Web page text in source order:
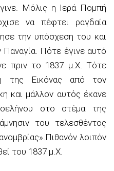
Μόλις η Ιερά Πομπή
να πέφτει ραγδαία
την υπόσχεση του και
Πότε έγινε αυτό
πριν το 1837 μ.Χ. Τότε
της Εικόνας από τον
και μάλλον αυτός έκανε
στο στέμα της
του τελεσθέντος
λοιπόν
του 1837 μ.Χ.